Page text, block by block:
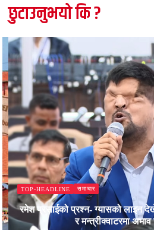
छुटाउनुभयो कि ?
TOP-HEADLINE समाचार
रमेश प्रसाईको प्रश्न- ग्यासको लाइन
र मन्त्रीक्वाटरमा अभाव